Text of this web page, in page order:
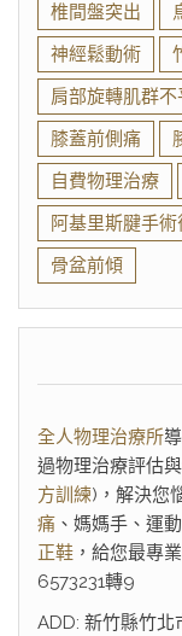
椎間盤突出
神經鬆動術
肩部旋轉肌群不
膝蓋前側痛
自費物理治療
阿基里斯腱手術
骨盆前傾
全人物理治療所
過物理治療評估
方訓練)，解決您
痛 、媽媽手、運
正鞋 ，給您最專
6573231轉9
ADD: 新竹縣竹北